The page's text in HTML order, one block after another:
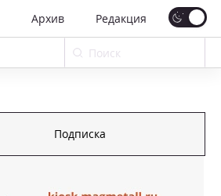
Архив Редакция
Подписка